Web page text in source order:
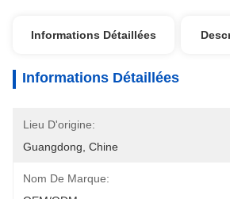
Informations Détaillées
Informations Détaillées
Lieu D'origine:
Guangdong, Chine
Nom De Marque: